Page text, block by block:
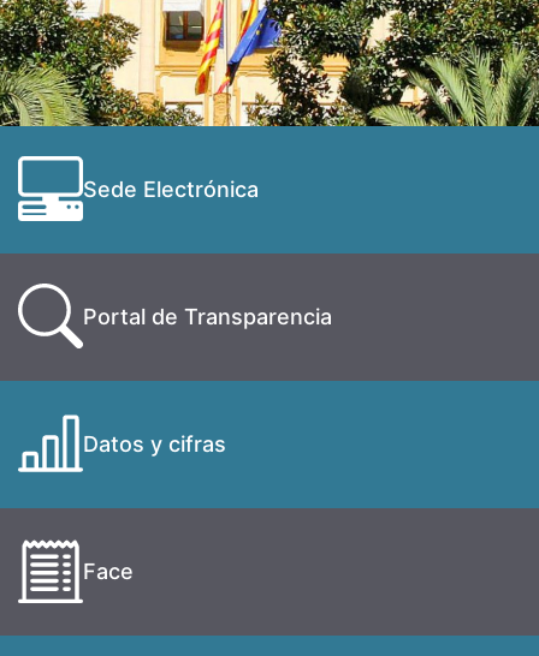
Sede Electrónica
Portal de Transparencia
Datos y cifras
Face